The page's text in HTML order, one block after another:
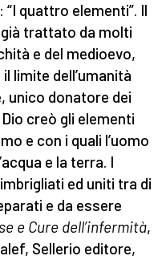
quattro elementi”. Il
trattato da molti
e del medioevo,
limite dell’umanità
unico donatore dei
creò gli elementi
e con i quali l’uomo
e la terra. I
ed uniti tra di
e da essere
e Cure dell’infermità,
Sellerio editore,